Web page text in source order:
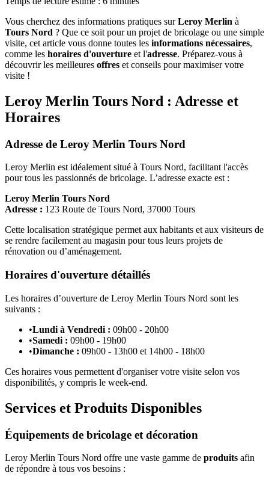
Vous cherchez des informations pratiques surLeroy Merlin à
Tours Nord ? Que ce soit pour un projet de bricolage ou une simple
visite, cet article vous donne toutes les informations nécessaires,
comme les horaires d'ouverture et l'adresse. Préparez-vous à
découvrir les meilleures offres et conseils pour maximiser votre
visite !
Leroy Merlin Tours Nord : Adresse et
Horaires
Adresse de Leroy Merlin Tours Nord
Leroy Merlin est idéalement situé à Tours Nord, facilitant l'accès
pour tous les passionnés de bricolage. L’adresse exacte est :
Leroy Merlin Tours Nord
Adresse : 123 Route de Tours Nord, 37000 Tours
Cette localisation stratégique permet aux habitants et aux visiteurs de
se rendre facilement au magasin pour tous leurs projets de
rénovation ou d’aménagement.
Horaires d'ouverture détaillés
Les horaires d’ouverture de Leroy Merlin Tours Nord sont les
suivants :
•Lundi à Vendredi : 09h00 - 20h00
•Samedi : 09h00 - 19h00
•Dimanche : 09h00 - 13h00 et 14h00 - 18h00
Ces horaires vous permettent d'organiser votre visite selon vos
disponibilités, y compris le week-end.
Services et Produits Disponibles
Équipements de bricolage et décoration
Leroy Merlin Tours Nord offre une vaste gamme de produits afin
de répondre à tous vos besoins :